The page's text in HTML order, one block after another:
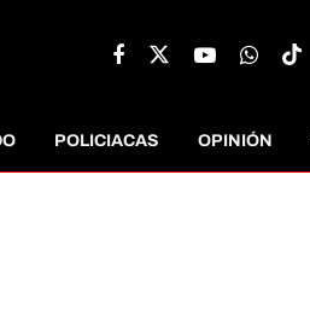
POLICIACAS OPINIÓN